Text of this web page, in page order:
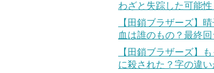
わざと失踪した可能性
【田鎖ブラザーズ】
血は誰のもの？最終
【田鎖ブラザーズ】
に殺された？字の違